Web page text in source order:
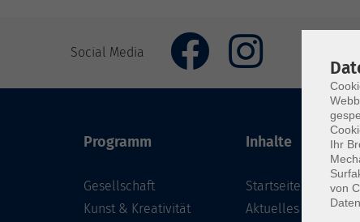
Social Media
Programm
Gesellschaft
Kunst & Kreativität
Inhalte
Startseite
Aktuelles
Ihr
von